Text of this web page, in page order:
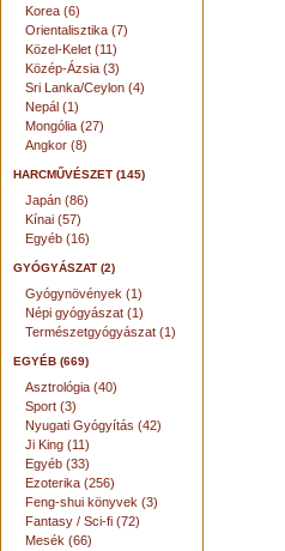
Korea (6)
Orientalisztika (7)
Közel-Kelet (11)
Közép-Ázsia (3)
Sri Lanka/Ceylon (4)
Nepál (1)
Mongólia (27)
Angkor (8)
HARCMŰVÉSZET (145)
Japán (86)
Kínai (57)
Egyéb (16)
GYÓGYÁSZAT (2)
Gyógynövények (1)
Népi gyógyászat (1)
Természetgyógyászat (1)
EGYÉB (669)
Asztrológia (40)
Sport (3)
Nyugati Gyógyítás (42)
Ji King (11)
Egyéb (33)
Ezoterika (256)
Feng-shui könyvek (3)
Fantasy / Sci-fi (72)
Mesék (66)